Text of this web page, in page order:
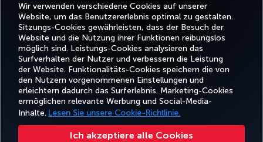
Wir verwenden verschiedene Cookies auf unserer
Website, um das Benutzererlebnis optimal zu gestalten.
Sitzungs-Cookies gewährleisten, dass der Besuch der
Website und die Nutzung ihrer Funktionen reibungslos
möglich sind. Leistungs-Cookies analysieren das
Surfverhalten der Nutzer und verbessern die Leistung
der Website. Funktionalitäts-Cookies speichern die von
den Nutzern vorgenommenen Einstellungen und
erleichtern dadurch das Surferlebnis. Marketing-Cookies
ermöglichen relevante Werbung und Social-Media-
Inhalte. Lesen Sie unsere Cookie-Richtlinie.
Ich akzeptiere alle Cookies
Facebook
TwitterInstagram
YouTubeLinkedInTikTokBlog
BUCHEN
UND
VERWALTEN
ERLEBNIS
ANGEBOTE
UND
REISEZIELE
HILFE
TURKISH
AIRLINES